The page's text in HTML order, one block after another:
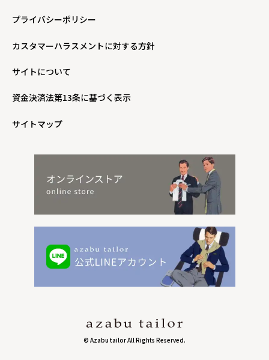
プライバシーポリシー
カスタマーハラスメントに対する方針
サイトについて
資金決済法第13条に基づく表示
サイトマップ
© Azabu tailor All Rights Reserved.